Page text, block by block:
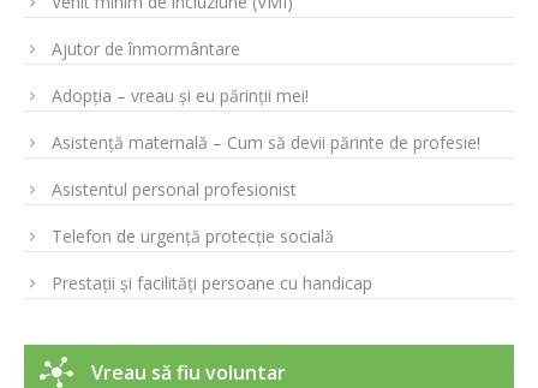
Ajutor de înmormântare
Adopția – vreau și eu părinții mei!
Asistență maternală – Cum să devii părinte de profesie!
Asistentul personal profesionist
Telefon de urgență protecție socială
Prestații și facilități persoane cu handicap
Vreau să fiu voluntar